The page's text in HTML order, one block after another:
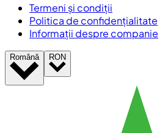
Termeni și condiții
Politica de confidențialitate
Informații despre companie
Română RON